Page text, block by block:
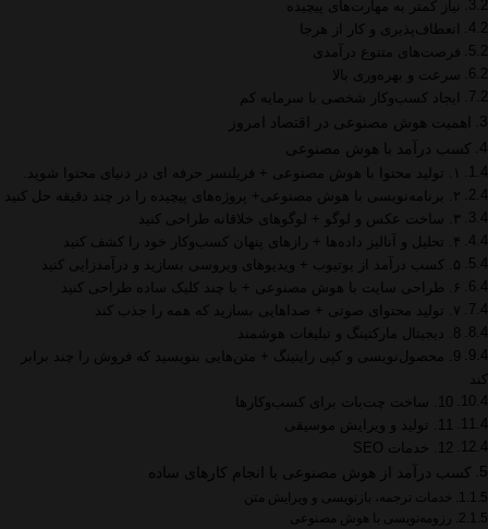
نیاز کمتر به مهارت‌های پیچیده
انعطاف‌پذیری و کار از هرجا
فرصت‌های متنوع درآمدی
سرعت و بهره‌وری بالا
ایجاد کسب‌وکار شخصی با سرمایه کم
اهمیت هوش مصنوعی در اقتصاد امروز
کسب درآمد با هوش مصنوعی
۱. تولید محتوا با هوش مصنوعی + فریلنسر حرفه ای در دنیای محتوا شوید.
۲. برنامه‌نویسی با هوش مصنوعی+ پروژه‌های پیچیده را در چند دقیقه حل کنید
۳. ساخت عکس و لوگو + لوگوهای خلاقانه طراحی کنید
۴. تحلیل و آنالیز داده‌ها + رازهای پنهان کسب‌وکار خود را کشف کنید
۵. کسب درآمد از یوتیوب + ویدیوهای ویروسی بسازید و درآمدزایی کنید
۶. طراحی سایت با هوش مصنوعی + با چند کلیک ساده طراحی کنید
۷. تولید محتوای صوتی + صداهایی بسازید که همه را جذب کند
8. دیجیتال مارکتینگ و تبلیغات هوشمند
9. محصول‌نویسی و کپی‌ رایتینگ + متن‌هایی بنویسید که فروش را چند برابر
کند
10. ساخت چت‌بات برای کسب‌وکارها
11. تولید و ویرایش موسیقی
12. خدمات SEO
کسب درآمد از هوش مصنوعی با انجام کارهای ساده
خدمات ترجمه، بازنویسی و ویرایش متن
رزومه‌نویسی با هوش مصنوعی